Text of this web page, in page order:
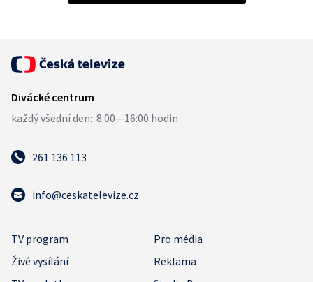
261 136 113
info@ceskatelevize.cz
TV program
Pro média
Živé vysílání
Reklama